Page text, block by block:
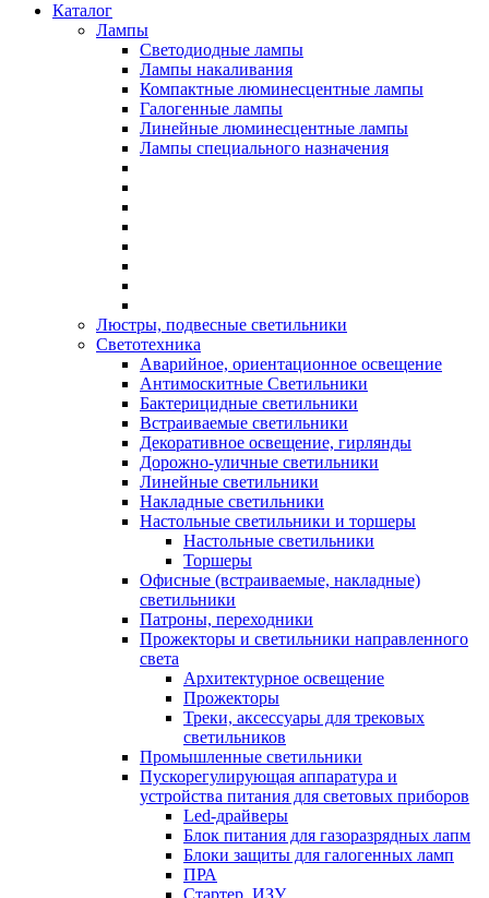
Каталог
Лампы
Светодиодные лампы
Лампы накаливания
Компактные люминесцентные лампы
Галогенные лампы
Линейные люминесцентные лампы
Лампы специального назначения
Люстры, подвесные светильники
Светотехника
Аварийное, ориентационное освещение
Антимоскитные Светильники
Бактерицидные светильники
Встраиваемые светильники
Декоративное освещение, гирлянды
Дорожно-уличные светильники
Линейные светильники
Накладные светильники
Настольные светильники и торшеры
Настольные светильники
Торшеры
Офисные (встраиваемые, накладные)
светильники
Патроны, переходники
Прожекторы и светильники направленного
света
Архитектурное освещение
Прожекторы
Треки, аксессуары для трековых
светильников
Промышленные светильники
Пускорегулирующая аппаратура и
устройства питания для световых приборов
Led-драйверы
Блок питания для газоразрядных лапм
Блоки защиты для галогенных ламп
ПРА
Стартер, ИЗУ